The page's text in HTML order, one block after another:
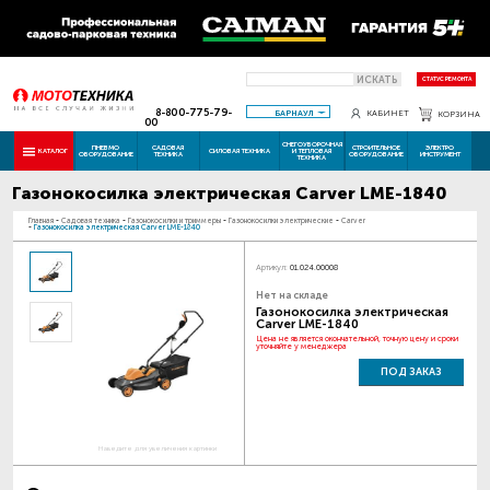
ИСКАТЬ СТАТУС РЕМОНТА
8-800-775-79-
00
БАРНАУЛ КАБИНЕТ КОРЗИНА
КАТАЛОГ ПНЕВМО
ОБОРУДОВАНИЕ
САДОВАЯ
ТЕХНИКА СИЛОВАЯ ТЕХНИКА
СНЕГОУБОРОЧНАЯ
И ТЕПЛОВАЯ
ТЕХНИКА
СТРОИТЕЛЬНОЕ
ОБОРУДОВАНИЕ
ЭЛЕКТРО
ИНСТРУМЕНТ
Газонокосилка электрическая Carver LME-1840
Главная - Садовая техника - Газонокосилки и триммеры - Газонокосилки электрические - Carver
- Газонокосилка электрическая Carver LME-1840
Наведите для увеличения картинки
Артикул: 01.024.00008
Нет на складе
Газонокосилка электрическая
Carver LME-1840
Цена не является окончательной, точную цену и сроки
уточняйте у менеджера
ПОД ЗАКАЗ